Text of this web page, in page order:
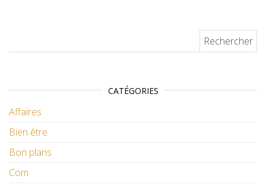
CATÉGORIES
Affaires
Bien être
Bon plans
Com